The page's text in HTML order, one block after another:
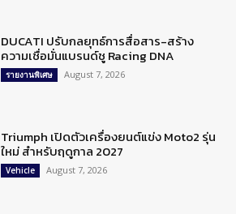
DUCATI ปรับกลยุทธ์การสื่อสาร-สร้าง
ความเชื่อมั่นแบรนด์ชู Racing DNA
รายงานพิเศษ August 7, 2026
Triumph เปิดตัวเครื่องยนต์แข่ง Moto2 รุ่น
ใหม่ สำหรับฤดูกาล 2027
Vehicle August 7, 2026